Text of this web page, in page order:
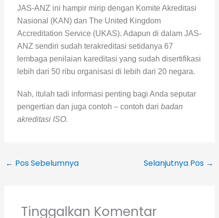
JAS-ANZ ini hampir mirip dengan Komite Akreditasi
Nasional (KAN) dan The United Kingdom
Accreditation Service (UKAS). Adapun di dalam JAS-
ANZ sendiri sudah terakreditasi setidanya 67
lembaga penilaian kareditasi yang sudah disertifikasi
lebih dari 50 ribu organisasi di lebih dari 20 negara.
Nah, itulah tadi informasi penting bagi Anda seputar
pengertian dan juga contoh – contoh dari badan
akreditasi ISO.
← Pos Sebelumnya Selanjutnya Pos →
Tinggalkan Komentar